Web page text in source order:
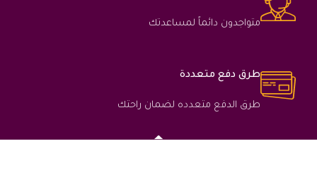
متواجدون دائماً لمساعدتك
طرق دفع متعددة
طرق الدفع متعدده لضمان راحتك